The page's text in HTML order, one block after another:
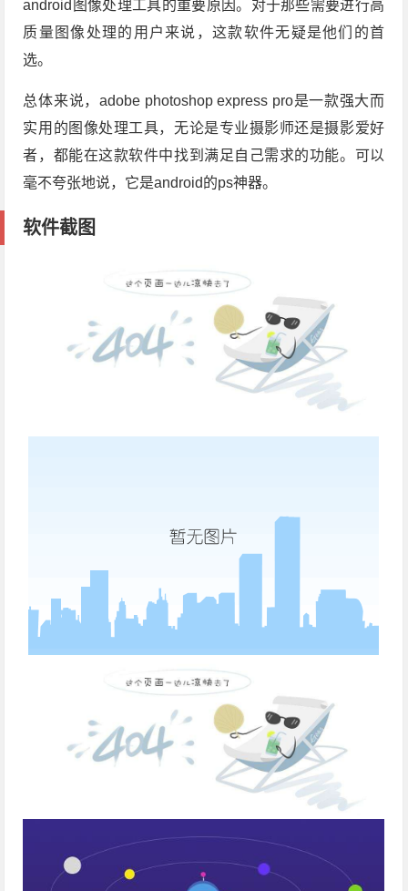
android图像处理工具的重要原因。对于那些需要进行高
质量图像处理的用户来说，这款软件无疑是他们的首
选。
总体来说，adobe photoshop express pro是一款强大而
实用的图像处理工具，无论是专业摄影师还是摄影爱好
者，都能在这款软件中找到满足自己需求的功能。可以
毫不夸张地说，它是android的ps神器。
软件截图